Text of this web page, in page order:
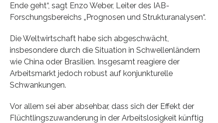
Ende geht“, sagt Enzo Weber, Leiter des IAB-
Forschungsbereichs „Prognosen und Strukturanalysen“.
Die Weltwirtschaft habe sich abgeschwächt,
insbesondere durch die Situation in Schwellenländern
wie China oder Brasilien. Insgesamt reagiere der
Arbeitsmarkt jedoch robust auf konjunkturelle
Schwankungen.
Vor allem sei aber absehbar, dass sich der Effekt der
Flüchtlingszuwanderung in der Arbeitslosigkeit künftig